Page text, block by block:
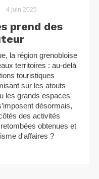
4 juin 2025
prend des
la région grenobloise
territoires : au-delà
touristiques
sur les atouts
les grands espaces
désormais,
des activités
obtenues et
d'affaires ?